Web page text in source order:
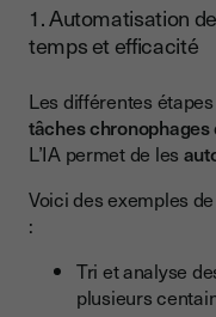
1. Automatisation
temps et efficacité
Les différentes
tâches chronophages
L’IA permet de les
Voici des exemples
:
Tri et analyse
plusieurs